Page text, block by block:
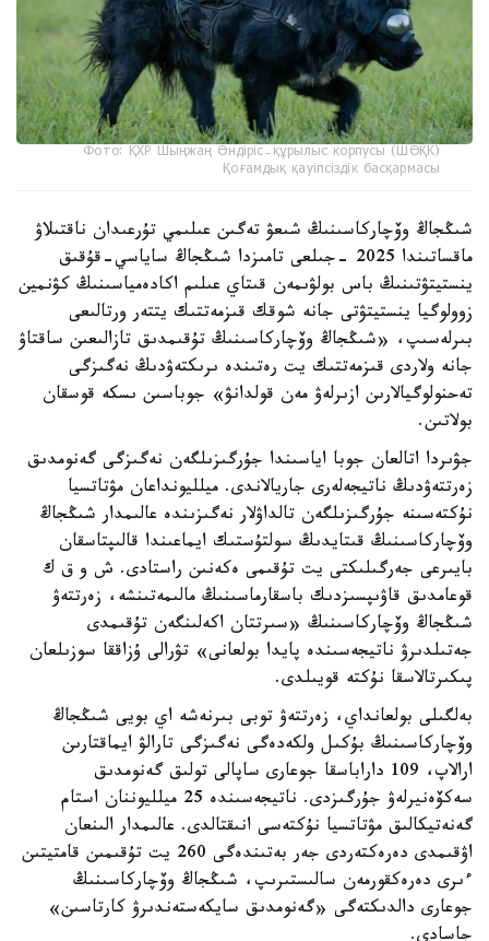
Фото: ҚХР Шыңжаң Өндіріс-құрылыс корпусы (ШӨҚК)
Қоғамдық қауіпсіздік басқармасы
شىڭجاڭ وۆچاركاسىنىڭ شىعۋ تەگىن عىلىمي تۇرعىدان ناقتىلاۋ
ماقساتىندا 2025 -جىلعى تامىزدا شىڭجاڭ ساياسي-قۇقىق
ينستيتۋتىنىڭ باس بولۋىمەن قىتاي عىلىم اكادەمياسىنىڭ كۋنمين
زوولوگيا ينستيتۋتى جانە شوقك قىزمەتتىك يتتەر ورتالىعى
بىرلەسىپ، «شىڭجاڭ وۆچاركاسىنىڭ تۇقىمدىق تازالىعىن ساقتاۋ
جانە ولاردى قىزمەتتىك يت رەتىندە ىرىكتەۋدىڭ نەگىزگى
تەحنولوگيالارىن ازىرلەۋ مەن قولدانۋ» جوباسىن ىسكە قوسقان
بولاتىن.
جۋىردا اتالعان جوبا اياسىندا جۇرگىزىلگەن نەگىزگى گەنومدىق
زەرتتەۋدىڭ ناتيجەلەرى جاريالاندى. ميلليونداعان مۋتاتسيا
نۇكتەسىنە جۇرگىزىلگەن تالداۋلار نەگىزىندە عالىمدار شىڭجاڭ
وۆچاركاسىنىڭ قىتايدىڭ سولتۇستىك ايماعىندا قالىپتاسقان
بايىرعى جەرگىلىكتى يت تۇقىمى ەكەنىن راستادى. ش و ق ك
قوعامدىق قاۋىپسىزدىك باسقارماسىنىڭ مالىمەتىنشە، زەرتتەۋ
شىڭجاڭ وۆچاركاسىنىڭ «سىرتتان اكەلىنگەن تۇقىمدى
جەتىلدىرۋ ناتيجەسىندە پايدا بولعانى» تۋرالى ۇزاققا سوزىلعان
پىكىرتالاسقا نۇكتە قويىلدى.
بەلگىلى بولعانداي، زەرتتەۋ توبى بىرنەشە اي بويى شىڭجاڭ
وۆچاركاسىنىڭ بۇكىل ولكەدەگى نەگىزگى تارالۋ ايماقتارىن
ارالاپ، 109 داراباسقا جوعارى ساپالى تولىق گەنومدىق
سەكۆەنيرلەۋ جۇرگىزدى. ناتيجەسىندە 25 ميلليوننان استام
گەنەتيكالىق مۋتاتسيا نۇكتەسى انىقتالدى. عالىمدار الىنعان
اۋقىمدى دەرەكتەردى جەر بەتىندەگى 260 يت تۇقىمىن قامتيتىن
ءىرى دەرەكقورمەن سالىستىرىپ، شىڭجاڭ وۆچاركاسىنىڭ
جوعارى دالدىكتەگى «گەنومدىق سايكەستەندىرۋ كارتاسىن»